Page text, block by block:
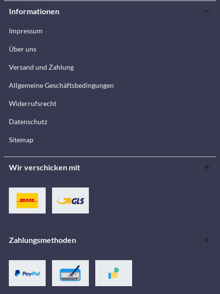
Informationen
Impressum
Über uns
Versand und Zahlung
Allgemeine Geschäftsbedingungen
Widerrufsrecht
Datenschutz
Sitemap
Wir verschicken mit
Zahlungsmethoden